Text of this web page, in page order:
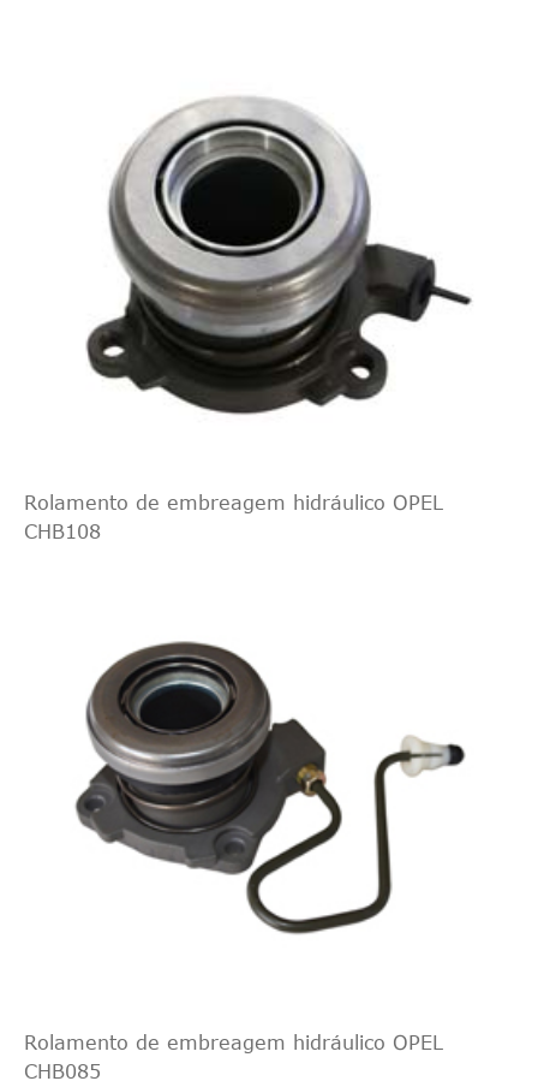
Rolamento de embreagem hidráulico OPEL
CHB108
Rolamento de embreagem hidráulico OPEL
CHB085